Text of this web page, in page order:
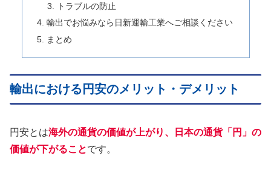
トラブルの防止
輸出でお悩みなら日新運輸工業へご相談ください
まとめ
輸出における円安のメリット・デメリット
円安とは海外の通貨の価値が上がり、日本の通貨「円」の
価値が下がることです。